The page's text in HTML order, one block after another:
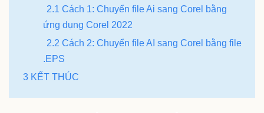
2.1 Cách 1: Chuyển file Ai sang Corel bằng
ứng dụng Corel 2022
2.2 Cách 2: Chuyển file AI sang Corel bằng file
.EPS
3 KẾT THÚC